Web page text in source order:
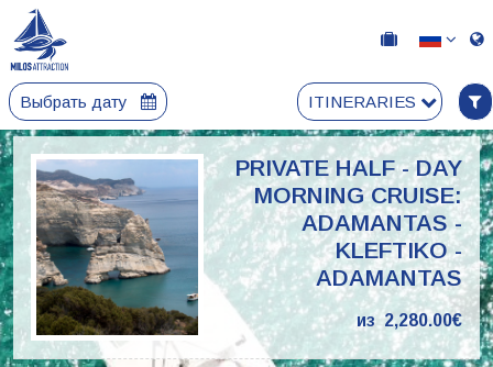
Выбрать дату ITINERARIES
PRIVATE HALF - DAY
MORNING CRUISE:
ADAMANTAS -
KLEFTIKO -
ADAMANTAS
из 2,280.00€